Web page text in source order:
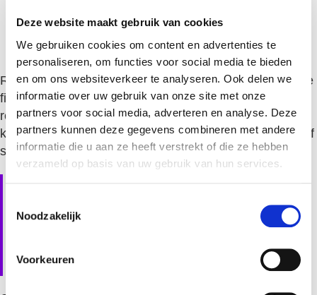
Deze website maakt gebruik van cookies
We gebruiken cookies om content en advertenties te
personaliseren, om functies voor social media te bieden
en om ons websiteverkeer te analyseren. Ook delen we
informatie over uw gebruik van onze site met onze
partners voor social media, adverteren en analyse. Deze
partners kunnen deze gegevens combineren met andere
informatie die u aan ze heeft verstrekt of die ze hebben
verzameld op basis van uw gebruik van hun services.
Noodzakelijk
Voorkeuren
Heb je voldoende toekomstige inkomsten om het
krediet terug te betalen?
Reserveren en krediet sluiten elkaar niet uit. Een goede
financiële planning voor je bedrijf combineert beide: je
reserveert voor voorspelbare kosten en houdt
kredietruimte beschikbaar voor onverwachte situaties of
strategische kansen.
bedrijfssoftware bij het
liquiditeitsproblemen?